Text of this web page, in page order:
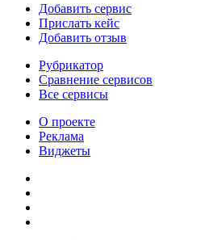
Добавить сервис
Прислать кейс
Добавить отзыв
Рубрикатор
Сравнение сервисов
Все сервисы
О проекте
Реклама
Виджеты